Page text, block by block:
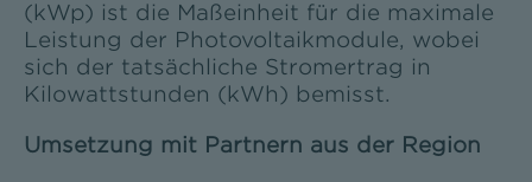
(kWp) ist die Maßeinheit für die maximale
Leistung der Photovoltaikmodule, wobei
sich der tatsächliche Stromertrag in
Kilowattstunden (kWh) bemisst.
Umsetzung mit Partnern aus der Region